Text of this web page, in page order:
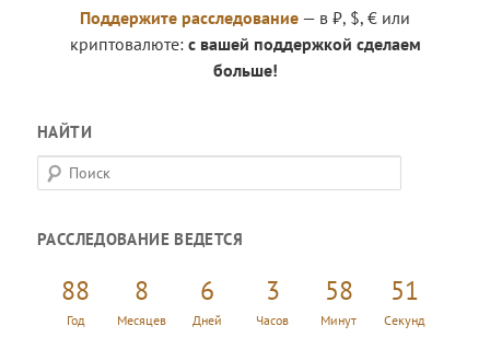
Поддержите расследование — в ₽, $, € или
криптовалюте: с вашей поддержкой сделаем
больше!
НАЙТИ
П
о
с
РАССЛЕДОВАНИЕ ВЕДЕТСЯ
88
Год
8
Месяцев
6
Дней
3
Часов
58
Минут
51
Секунд